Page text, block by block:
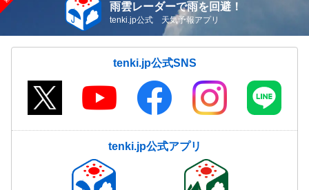
雨雲レーダーで雨を回避！
tenki.jp公式 天気予報アプリ
tenki.jp公式SNS
tenki.jp公式アプリ